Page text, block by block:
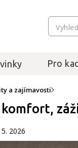
Pro
a zajímavosti
komfort,
5. 2026